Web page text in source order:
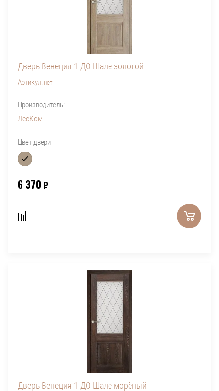
Дверь Венеция 1 ДО Шале золотой
Артикул: нет
Производитель:
ЛесКом
Цвет двери
6 370 ₽
Дверь Венеция 1 ДО Шале морёный